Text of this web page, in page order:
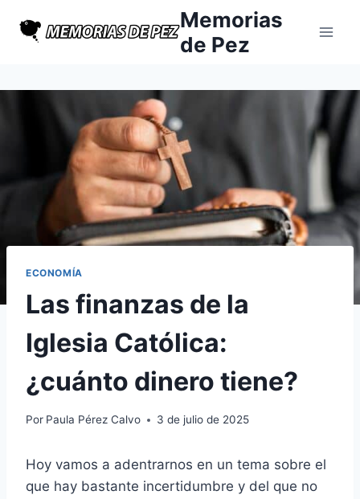
Memorias
de Pez
ECONOMÍA
Las finanzas de la
Iglesia Católica:
¿cuánto dinero tiene?
Por Paula Pérez Calvo 3 de julio de 2025
Hoy vamos a adentrarnos en un tema sobre el
que hay bastante incertidumbre y del que no